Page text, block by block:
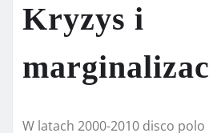
Kryzys i
W latach 2000-2010 disco